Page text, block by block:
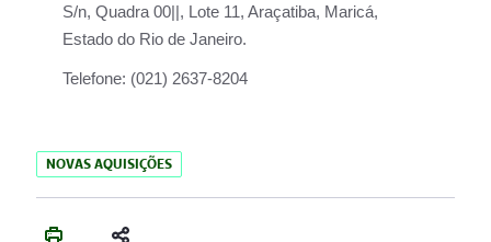
S/n, Quadra 00||, Lote 11, Araçatiba, Maricá,
Estado do Rio de Janeiro.
Telefone: (021) 2637-8204
NOVAS AQUISIÇÕES